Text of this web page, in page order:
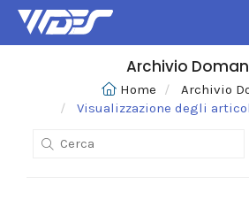
Archivio
Home
Archivio
Visualizzazione degli